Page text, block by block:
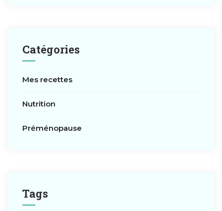
Catégories
Mes recettes
Nutrition
Préménopause
Tags